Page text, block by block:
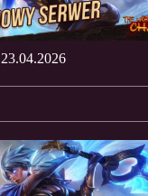
23.04.2026